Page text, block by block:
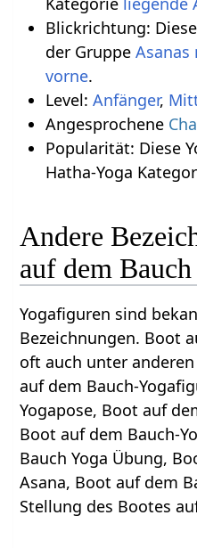
Blickrichtung:
der Gruppe
vorne.
Level: Anfänger,
Angesprochene
Popularität: Diese
Hatha-Yoga
Andere
auf dem Bauch
Yogafiguren sind
Bezeichnungen. Boot
oft auch unter
auf dem Bauch-
Yogapose, Boot auf
Boot auf dem Bauch-
Bauch Yoga Übung,
Asana, Boot auf dem
Stellung des Bootes